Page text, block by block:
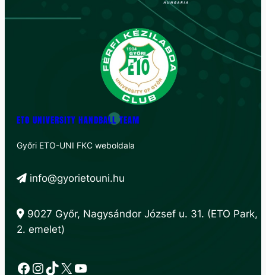
ETO UNIVERSITY HANDBALL TEAM
Győri ETO-UNI FKC weboldala
info@gyorietouni.hu
9027 Győr, Nagysándor József u. 31. (ETO Park,
2. emelet)
Facebook
Instagram
TikTok
X YouTube